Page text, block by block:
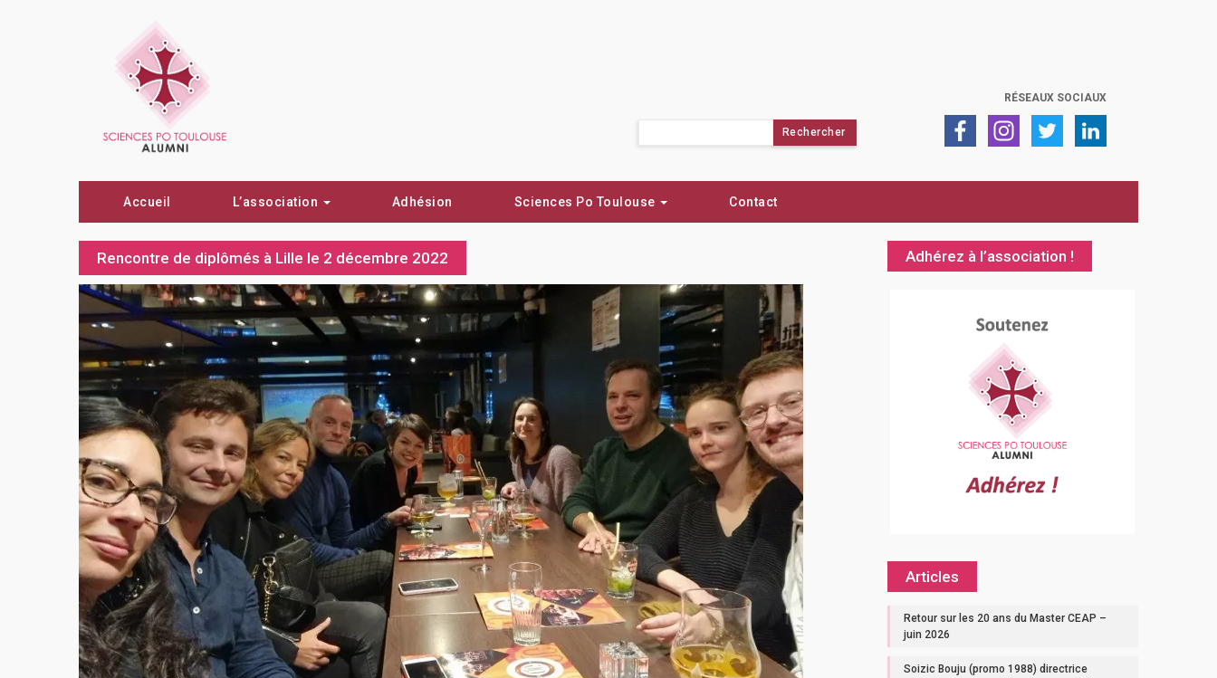
RÉSEAUX SOCIAUX
Accueil L’association Adhésion Sciences Po Toulouse Contact
Rencontre de diplômés à Lille le 2 décembre 2022 Adhérez à l’association !
Articles
Retour sur les 20 ans du Master CEAP –
juin 2026
Soizic Bouju (promo 1988) directrice